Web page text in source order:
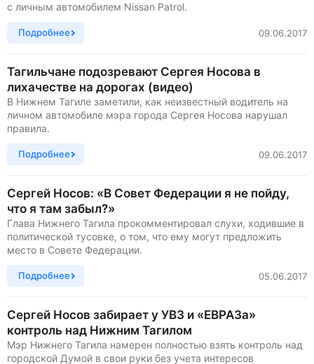
с личным автомобилем Nissan Patrol.
Подробнее 09.06.2017
Тагильчане подозревают Сергея Носова в
лихачестве на дорогах (видео)
В Нижнем Тагиле заметили, как неизвестный водитель на
личном автомобиле мэра города Сергея Носова нарушал
правила.
Подробнее 09.06.2017
Сергей Носов: «В Совет Федерации я не пойду,
что я там забыл?»
Глава Нижнего Тагила прокомментировал слухи, ходившие в
политической тусовке, о том, что ему могут предложить
место в Совете Федерации.
Подробнее 05.06.2017
Сергей Носов забирает у УВЗ и «ЕВРАЗа»
контроль над Нижним Тагилом
Мэр Нижнего Тагила намерен полностью взять контроль над
городской Думой в свои руки без учета интересов